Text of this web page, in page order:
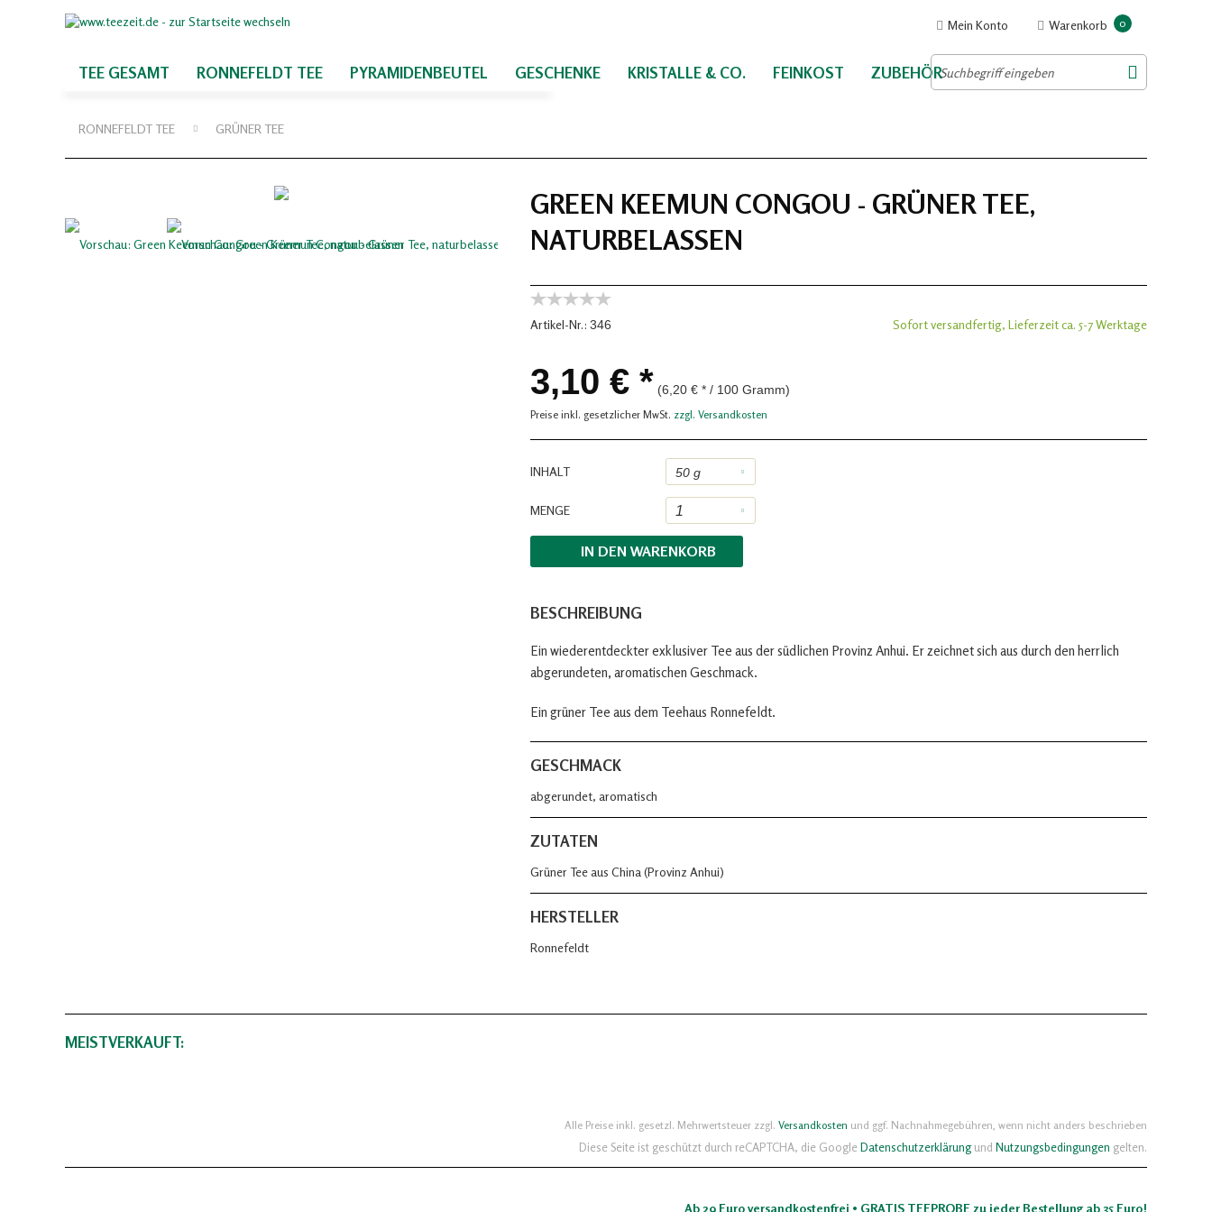
Warenkorb 0
Mein Konto
TEE GESAMT RONNEFELDT TEE PYRAMIDENBEUTEL GESCHENKE KRISTALLE & CO. FEINKOST ZUBEHÖR
RONNEFELDT TEE GRÜNER TEE
GREEN KEEMUN CONGOU - GRÜNER TEE,
NATURBELASSEN
Artikel-Nr.: 346 Sofort versandfertig, Lieferzeit ca. 5-7 Werktage
3,10 € * (6,20 € * / 100 Gramm)
Preise inkl. gesetzlicher MwSt. zzgl. Versandkosten
INHALT
MENGE
IN DEN WARENKORB
BESCHREIBUNG
Ein wiederentdeckter exklusiver Tee aus der südlichen Provinz Anhui. Er zeichnet sich aus durch den herrlich
abgerundeten, aromatischen Geschmack.
Ein grüner Tee aus dem Teehaus Ronnefeldt.
GESCHMACK
abgerundet, aromatisch
ZUTATEN
Grüner Tee aus China (Provinz Anhui)
HERSTELLER
Ronnefeldt
MEISTVERKAUFT:
Alle Preise inkl. gesetzl. Mehrwertsteuer zzgl. Versandkosten und ggf. Nachnahmegebühren, wenn nicht anders beschrieben
Diese Seite ist geschützt durch reCAPTCHA, die GoogleDatenschutzerklärungund Nutzungsbedingungen gelten.
Ab 29 Euro versandkostenfrei • GRATIS TEEPROBE zu jeder Bestellung ab 35 Euro!